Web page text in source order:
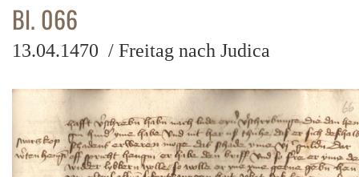
Bl. 066
13.04.1470 / Freitag nach Judica